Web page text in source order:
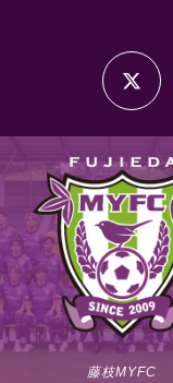
藤枝MYFC